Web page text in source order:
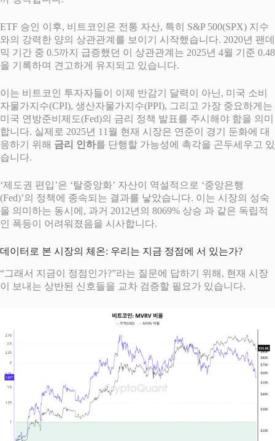
ETF 승인 이후, 비트코인은 전통 자산, 특히 S&P 500(SPX) 지수
와의 강력한 양의 상관관계를 보이기 시작했습니다. 2020년 팬데
믹 기간 중 0.5까지 급증했던 이 상관관계는 2025년 4월 기준 0.48
을 기록하며 견고하게 유지되고 있습니다.
이는 비트코인 투자자들이 이제 반감기 달력이 아닌, 미국 소비
자물가지수(CPI), 생산자물가지수(PPI), 그리고 가장 중요하게는
미국 연방준비제도(Fed)의 금리 정책 발표를 주시해야 함을 의미
합니다. 실제로 2025년 11월 현재 시장은 연준이 경기 둔화에 대
응하기 위해 금리 인하를 단행할 가능성에 촉각을 곤두세우고 있
습니다.
‘제도권 편입’은 ‘탈중앙화’ 자산이 역설적으로 ‘중앙은행
(Fed)’의 정책에 종속되는 결과를 낳았습니다. 이는 시장의 성숙
을 의미하는 동시에, 과거 2012년의 8069% 상승 과 같은 독립적
인 폭등이 어려워졌음을 시사합니다.
데이터로 본 시장의 체온: 우리는 지금 정점에 서 있는가?
“그래서 지금이 정점인가?”라는 질문에 답하기 위해, 현재 시장
이 보내는 상반된 신호들을 교차 검증할 필요가 있습니다.